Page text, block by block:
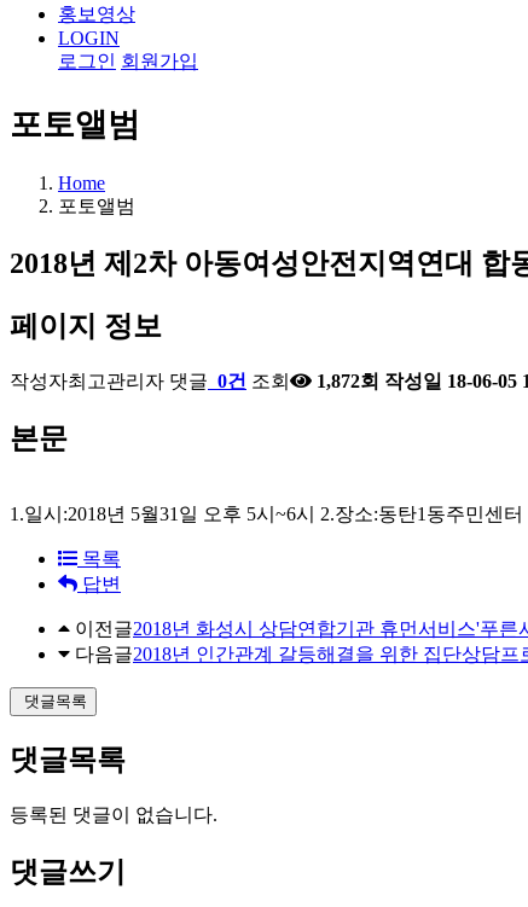
홍보영상
LOGIN
로그인 회원가입
포토앨범
Home
포토앨범
2018년 제2차 아동여성안전지역연대 합
페이지 정보
작성자최고관리자 댓글 0건 조회 1,872회 작성일 18-06-05
본문
1.일시:2018년 5월31일 오후 5시~6시 2.장소:동탄1동주민센
목록
답변
이전글2018년 화성시 상담연합기관 휴먼서비스'푸른
다음글2018년 인간관계 갈등해결을 위한 집단상담프
댓글목록
댓글목록
등록된 댓글이 없습니다.
댓글쓰기